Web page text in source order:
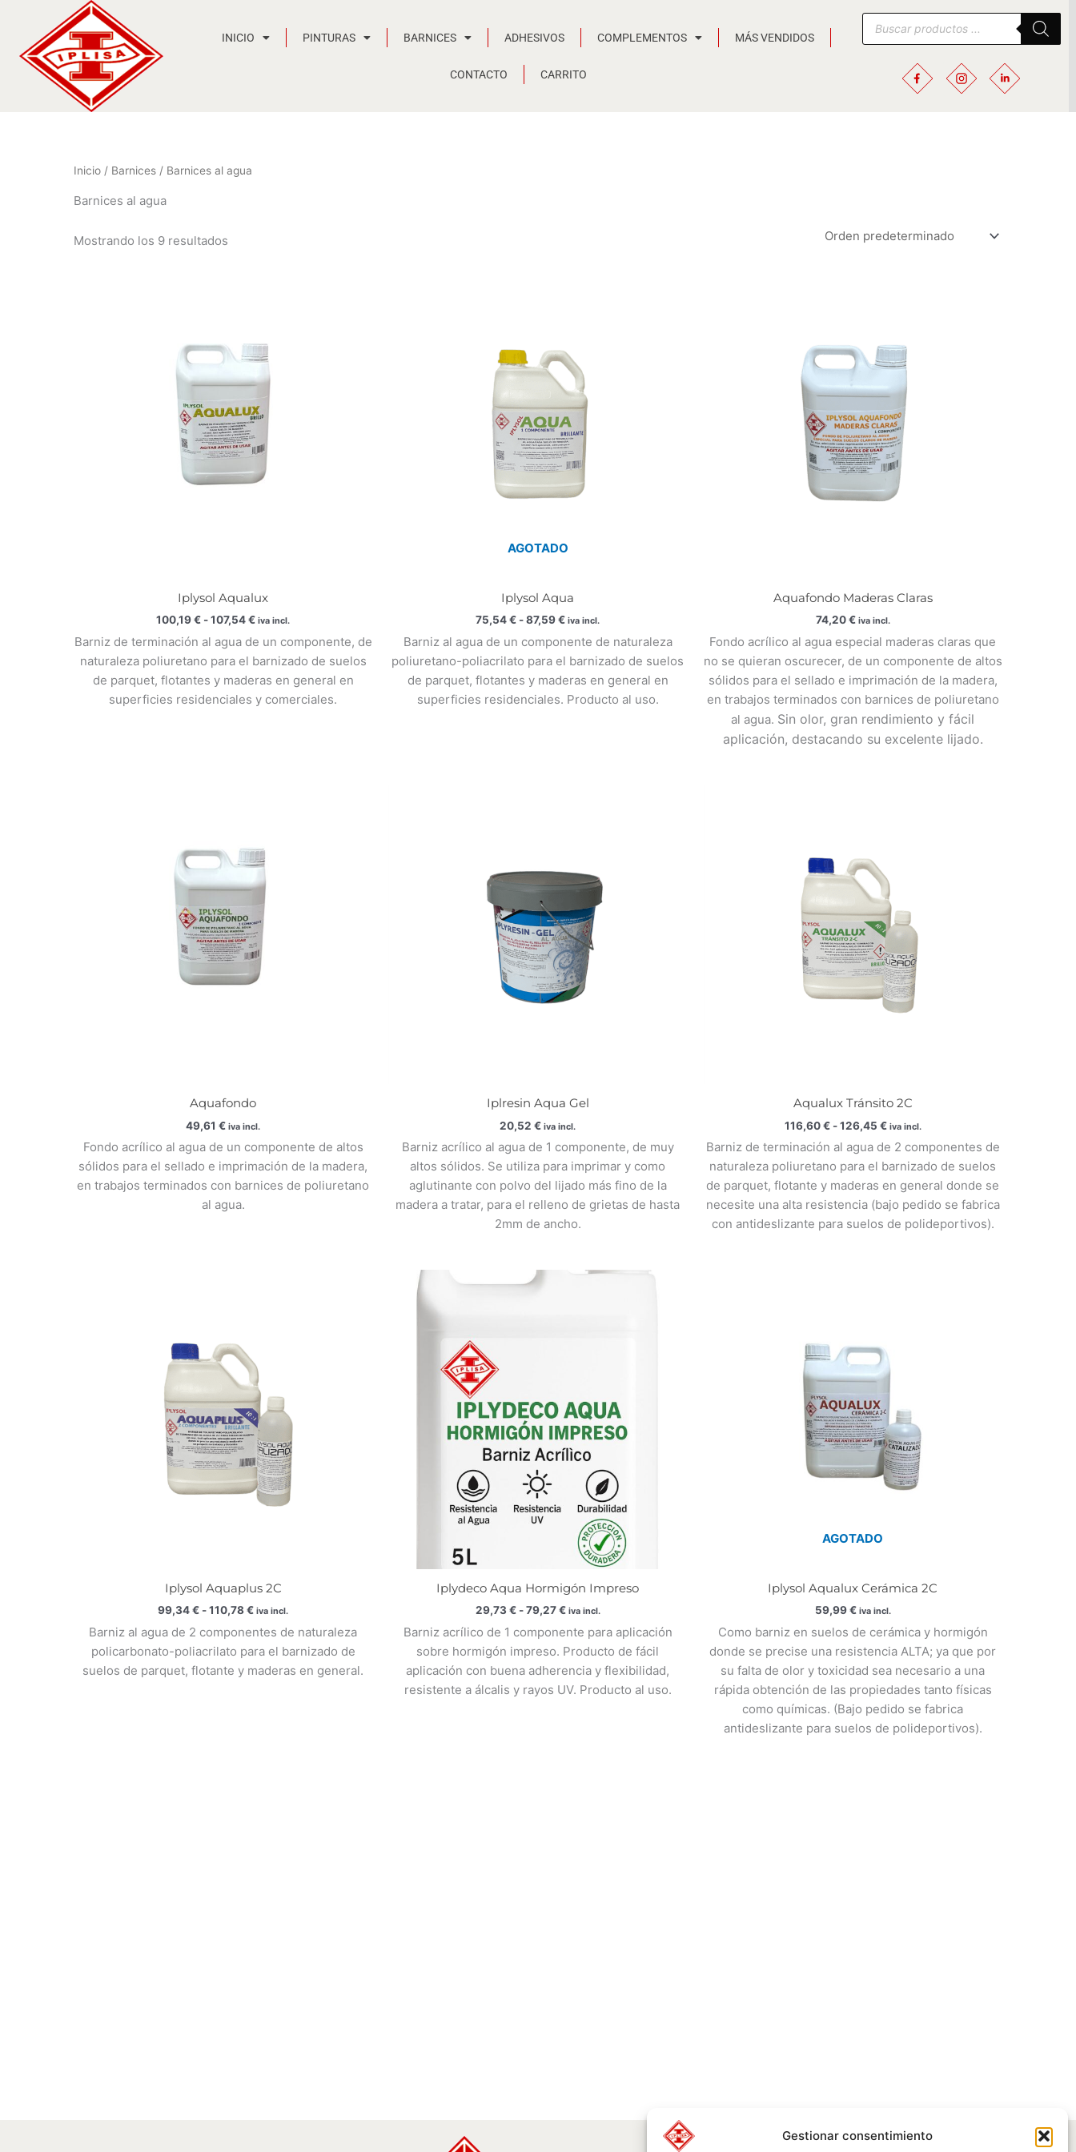
Gestionar consentimiento
contenido
INICIO PINTURAS BARNICES ADHESIVOS COMPLEMENTOS MÁS VENDIDOS
CONTACTO CARRITO
Búsqueda
de
productos
Inicio / Barnices / Barnices al agua
Barnices al agua
Mostrando los 9 resultados
Iplysol Aqualux
100,19€ -107,54€
hasta
107,54 €
iva incl.
Barniz de terminación al agua de un componente, de
naturaleza poliuretano para el barnizado de suelos
de parquet, flotantes y maderas en general en
superficies residenciales y comerciales.
AGOTADO
Iplysol Aqua
75,54€ - 87,59€
hasta
87,59 €
iva incl.
Barniz al agua de un componente de naturaleza
poliuretano-poliacrilato para el barnizado de suelos
de parquet, flotantes y maderas en general en
superficies residenciales. Producto al uso.
Aquafondo Maderas Claras
74,20€ iva incl.
Fondo acrílico al agua especial maderas claras que
no se quieran oscurecer, de un componente de altos
sólidos para el sellado e imprimación de la madera,
en trabajos terminados con barnices de poliuretano
al agua. Sin olor, gran rendimiento y fácil
aplicación, destacando su excelente lijado.
Aquafondo
49,61€ iva incl.
Fondo acrílico al agua de un componente de altos
sólidos para el sellado e imprimación de la madera,
en trabajos terminados con barnices de poliuretano
al agua.
Iplresin Aqua Gel
20,52€ iva incl.
Barniz acrílico al agua de 1 componente, de muy
altos sólidos. Se utiliza para imprimar y como
aglutinante con polvo del lijado más fino de la
madera a tratar, para el relleno de grietas de hasta
2mm de ancho.
Aqualux Tránsito 2C
116,60€ -126,45 € iva incl.
Barniz de terminación al agua de 2 componentes de
naturaleza poliuretano para el barnizado de suelos
de parquet, flotante y maderas en general donde se
necesite una alta resistencia (bajo pedido se fabrica
con antideslizante para suelos de polideportivos).
Iplysol Aquaplus 2C
99,34€ -110,78€ iva incl.
Barniz al agua de 2 componentes de naturaleza
policarbonato-poliacrilato para el barnizado de
suelos de parquet, flotante y maderas en general.
Iplydeco Aqua Hormigón Impreso
29,73 € -79,27€
Rango
iva incl.
Barniz acrílico de 1 componente para aplicación
sobre hormigón impreso. Producto de fácil
aplicación con buena adherencia y flexibilidad,
resistente a álcalis y rayos UV. Producto al uso.
AGOTADO
Iplysol Aqualux Cerámica 2C
59,99€ iva incl.
Como barniz en suelos de cerámica y hormigón
donde se precise una resistencia ALTA; ya que por
su falta de olor y toxicidad sea necesario a una
rápida obtención de las propiedades tanto físicas
como químicas. (Bajo pedido se fabrica
antideslizante para suelos de polideportivos).